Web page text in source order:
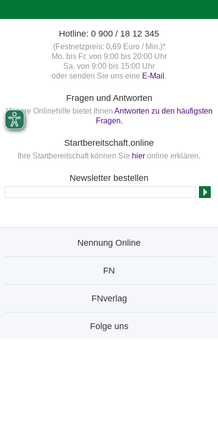
Hotline: 0 900 / 18 12 345
(Festnetzpreis: 0,69 Euro / Min.)*
Mo. bis Fr. von 9:00 bis 20:00 Uhr
Sa. von 9:00 bis 15:00 Uhr
oder senden Sie uns eine E-Mail .
Fragen und Antworten
Unsere Onlinehilfe bietet Ihnen Antworten zu den häufigsten
Fragen.
Startbereitschaft.online
Ihre Startbereitschaft können Sie hier online erklären.
Newsletter bestellen
Nennung Online
FN
FNverlag
Folge uns